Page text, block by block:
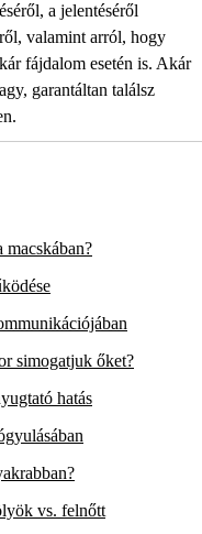
a jelentéséről
valamint arról, hogy
fájdalom esetén is. Akár
garantáltan találsz
simogatjuk őket?
hatás
vs. felnőtt